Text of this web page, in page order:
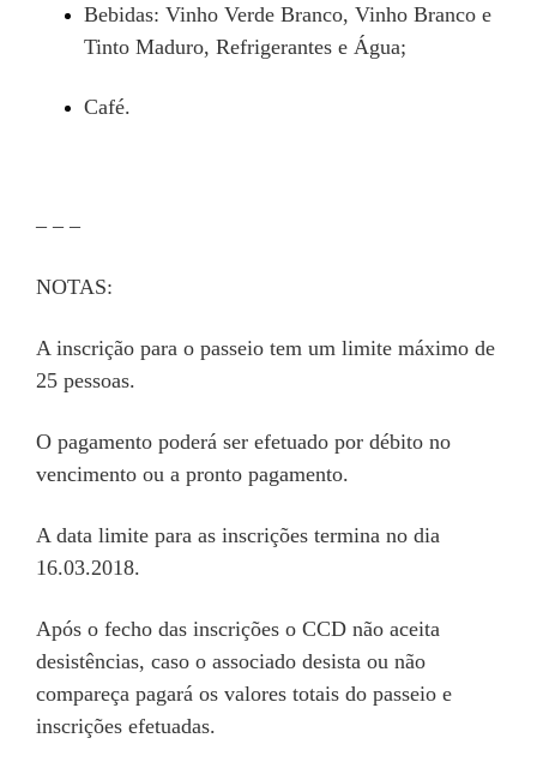
Bebidas: Vinho Verde Branco, Vinho Branco e
Tinto Maduro, Refrigerantes e Água;
Café.
– – –
NOTAS:
A inscrição para o passeio tem um limite máximo de
25 pessoas.
O pagamento poderá ser efetuado por débito no
vencimento ou a pronto pagamento.
A data limite para as inscrições termina no dia
16.03.2018.
Após o fecho das inscrições o CCD não aceita
desistências, caso o associado desista ou não
compareça pagará os valores totais do passeio e
inscrições efetuadas.